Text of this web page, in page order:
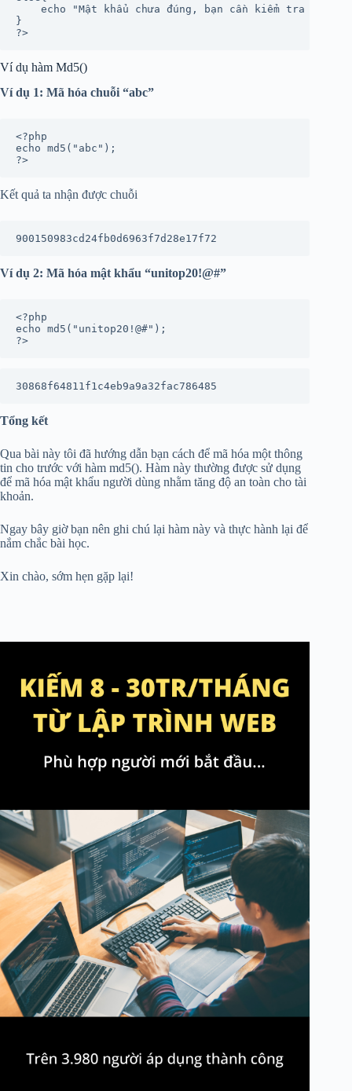
    echo "Mật khẩu chưa đúng, bạn cần kiểm tra lại";
}
?>
Ví dụ hàm Md5()
Ví dụ 1: Mã hóa chuỗi “abc”
<?php
echo md5("abc");
?>
Kết quả ta nhận được chuỗi
900150983cd24fb0d6963f7d28e17f72
Ví dụ 2: Mã hóa mật khẩu “unitop20!@#”
<?php
echo md5("unitop20!@#");
?>
30868f64811f1c4eb9a9a32fac786485
Tổng kết
Qua bài này tôi đã hướng dẫn bạn cách để mã hóa một thông
tin cho trước với hàm md5(). Hàm này thường được sử dụng
để mã hóa mật khẩu người dùng nhằm tăng độ an toàn cho tài
khoản.
Ngay bây giờ bạn nên ghi chú lại hàm này và thực hành lại để
nắm chắc bài học.
Xin chào, sớm hẹn gặp lại!